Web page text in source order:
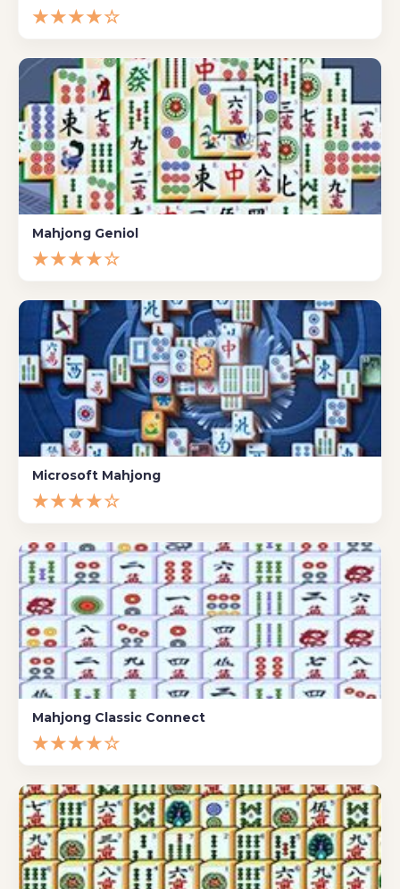
★★★★☆
Mahjong Geniol
★★★★☆
Microsoft Mahjong
★★★★☆
Mahjong Classic Connect
★★★★☆